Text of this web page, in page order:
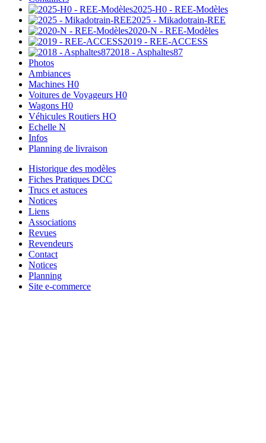
2025-H0 - REE-Modèles
2025 - Mikadotrain-REE
2020-N - REE-Modèles
2019 - REE-ACCESS
2018 - Asphaltes87
Photos
Ambiances
Machines H0
Voitures de Voyageurs H0
Wagons H0
Véhicules Routiers HO
Echelle N
Infos
Planning de livraison
Historique des modèles
Fiches Pratiques DCC
Trucs et astuces
Notices
Liens
Associations
Revues
Revendeurs
Contact
Notices
Planning
Site e-commerce